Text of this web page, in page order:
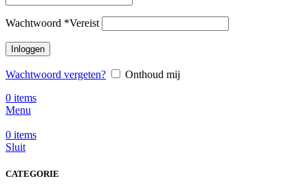
Wachtwoord *Vereist
Inloggen
Wachtwoord vergeten?
Onthoud mij
0 items
Menu
0 items
Sluit
CATEGORIE